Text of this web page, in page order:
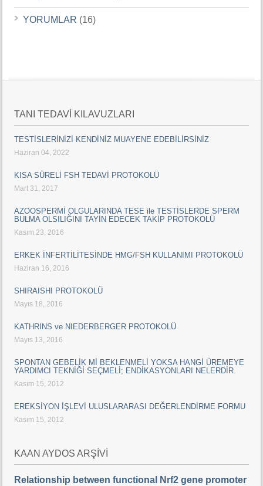
YORUMLAR (16)
TANI TEDAVİ KILAVUZLARI
TESTİSLERİNİZİ KENDİNİZ MUAYENE EDEBİLİRSİNİZ
Haziran 04, 2022
KISA SÜRELİ FSH TEDAVİ PROTOKOLÜ
Mart 31, 2017
AZOOSPERMİ OLGULARINDA TESE ile TESTİSLERDE SPERM
BULMA OLSILIĞINI TAYİN EDECEK TAKİP PROTOKOLÜ
Kasım 23, 2016
ERKEK İNFERTİLİTESİNDE HMG/FSH KULLANIMI PROTOKOLÜ
Haziran 16, 2016
SHIRAISHI PROTOKOLÜ
Mayıs 18, 2016
KATHRINS ve NIEDERBERGER PROTOKOLÜ
Mayıs 13, 2016
SPONTAN GEBELİK Mİ BEKLENMELİ YOKSA HANGİ ÜREMEYE
YARDIMCI TEKNİĞİ SEÇMELİ; ENDİKASYONLARI NELERDİR.
Kasım 15, 2012
EREKSİYON İŞLEVİ ULUSLARARASI DEĞERLENDİRME FORMU
Kasım 15, 2012
KAAN AYDOS ARŞİVİ
Relationship between functional Nrf2 gene promoter